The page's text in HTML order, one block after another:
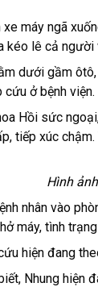
máy ngã
kéo lê cả
dưới gầm
ở bệnh viện.
Hồi sức
tiếp xúc
Hình
nhân vào
máy, tình
hiện đang
Nhung